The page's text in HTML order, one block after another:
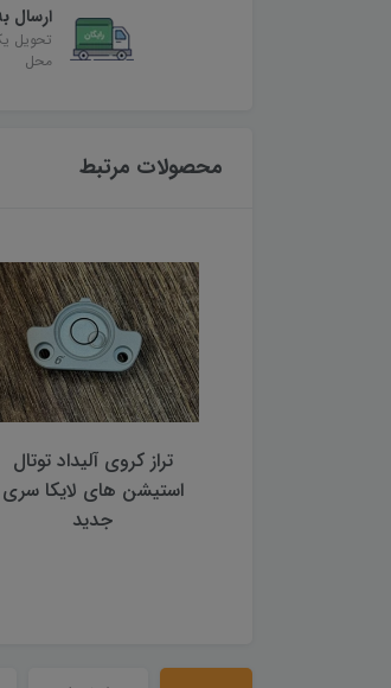
ارسال
تحویل
محل
محصولات مرتبط
تراز کروی ترازیاب لایکا
1,500,000 تومان